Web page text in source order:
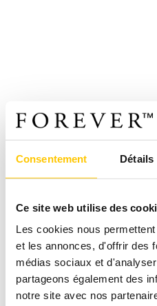
Consentement Détails
Ce site web utilise des
Les cookies nous
et les annonces, d'offrir des
médias sociaux et
partageons également des
notre site avec nos